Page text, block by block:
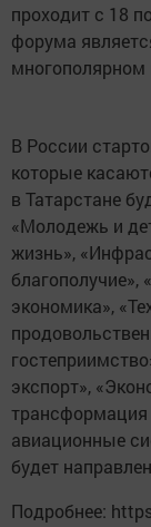
проходит с 18
форума
многополярном
В России
которые
в Татарстане
«Молодежь и
жизнь»,
экономика»,
экспорт»,
трансформация
авиационные
будет
Подробнее: